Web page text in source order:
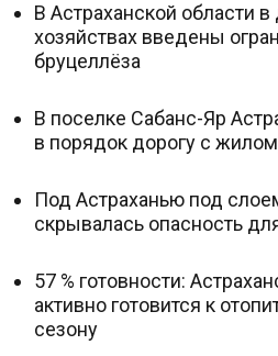
В Астраханской области в
хозяйствах введены
бруцеллёза
В поселке Сабанс-Яр
в порядок дорогу с
Под Астраханью под
скрывалась опасность
57 % готовности:
активно готовится к
сезону